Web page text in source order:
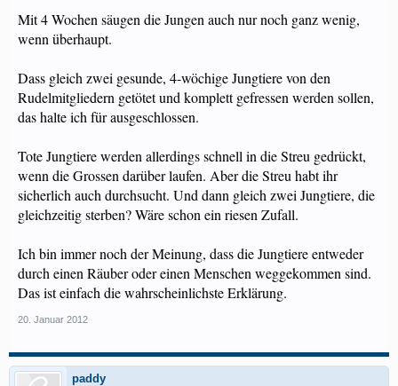
Mit 4 Wochen säugen die Jungen auch nur noch ganz wenig,
wenn überhaupt.
Dass gleich zwei gesunde, 4-wöchige Jungtiere von den
Rudelmitgliedern getötet und komplett gefressen werden sollen,
das halte ich für ausgeschlossen.
Tote Jungtiere werden allerdings schnell in die Streu gedrückt,
wenn die Grossen darüber laufen. Aber die Streu habt ihr
sicherlich auch durchsucht. Und dann gleich zwei Jungtiere, die
gleichzeitig sterben? Wäre schon ein riesen Zufall.
Ich bin immer noch der Meinung, dass die Jungtiere entweder
durch einen Räuber oder einen Menschen weggekommen sind.
Das ist einfach die wahrscheinlichste Erklärung.
20. Januar 2012
paddy